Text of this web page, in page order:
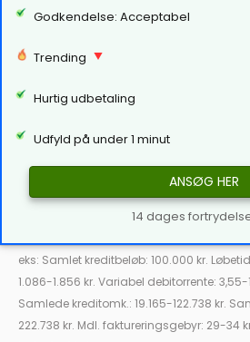
Godkendelse: Acceptabel
Trending
Hurtig udbetaling
Udfyld på under 1 minut
ANSØG HER
14 dages
eks: Samlet kreditbeløb: 100.000 kr.
1.086-1.856 kr. Variabel debitorrente: 3,55-
Samlede kreditomk.: 19.165-122.738 kr.
222.738 kr. Mdl. faktureringsgebyr: 29-34